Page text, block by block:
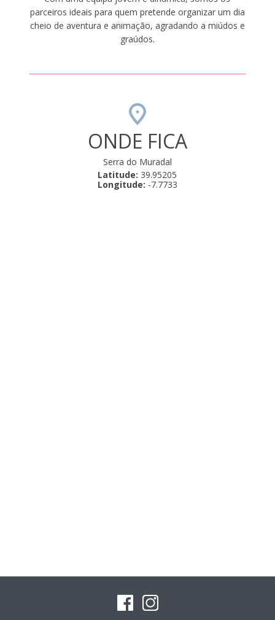
parceiros ideais para quem pretende organizar um dia
cheio de aventura e animação, agradando a miúdos e
graúdos.
ONDE FICA
Serra do Muradal
Latitude: 39.95205
Longitude: -7.7733